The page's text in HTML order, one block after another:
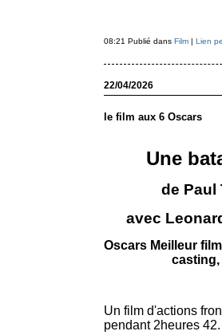
08:21 Publié dans Film| Lien
22/04/2026
le film aux 6 Oscars
Une
de Paul
avec
Oscars Meilleur
Un film d'actions
pendant 2heures 42.